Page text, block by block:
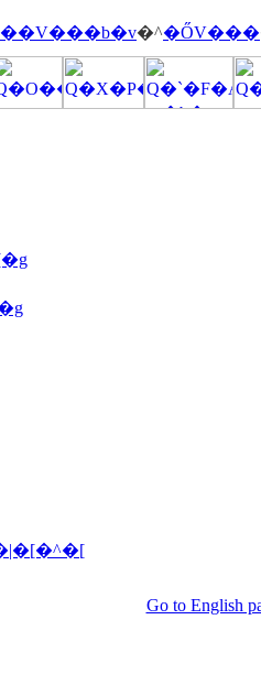
�^�ŐV���
Go to English